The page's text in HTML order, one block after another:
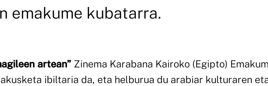
emakume kubatarra.
artean” Zinema Karabana Kairoko (Egipto)
ibiltaria da, eta helburua du arabiar kulturaren